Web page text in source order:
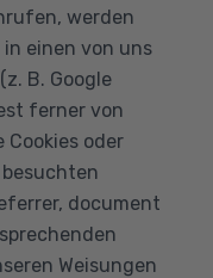
werden
einen von uns
B. Google
ferner von
oder
document
Weisungen